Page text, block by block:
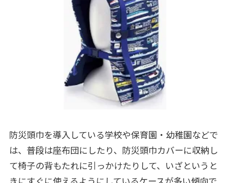
防災頭巾を導入している学校や保育園・幼稚園などで
は、普段は座布団にしたり、防災頭巾カバーに収納し
て椅子の背もたれに引っかけたりして、いざというと